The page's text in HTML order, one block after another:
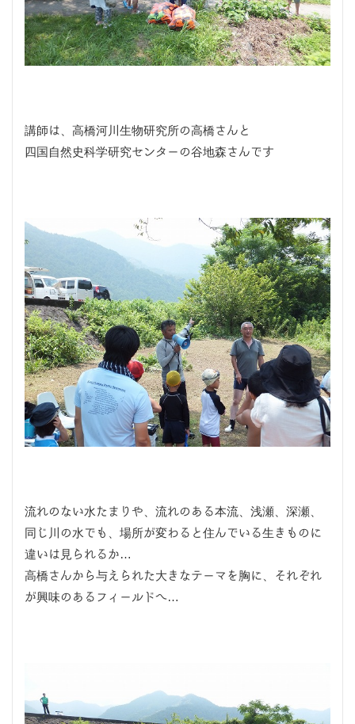
講師は、高橋河川生物研究所の高橋さんと
四国自然史科学研究センターの谷地森さんです
流れのない水たまりや、流れのある本流、浅瀬、深瀬、
同じ川の水でも、場所が変わると住んでいる生きものに
違いは見られるか…
高橋さんから与えられた大きなテーマを胸に、それぞれ
が興味のあるフィールドへ…